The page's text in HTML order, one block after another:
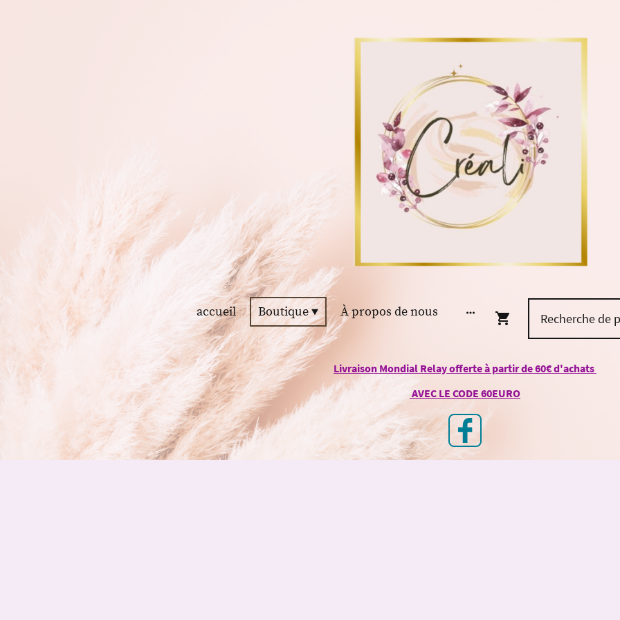
accueil Boutique À propos de nous
Livraison Mondial Relay offerte à partir de 60€ d'achats
AVEC LE CODE 60EURO